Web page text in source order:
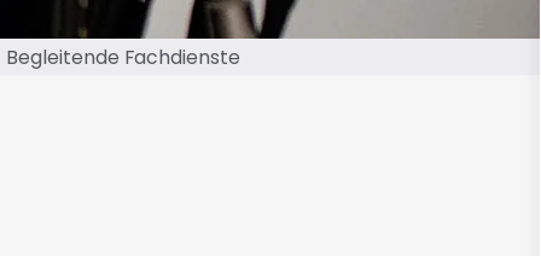
Begleitende Fachdienste